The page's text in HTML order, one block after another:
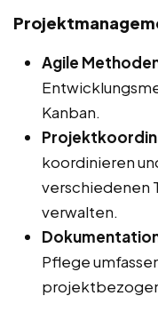
Agile
Kanban.
koordinieren
verschiedenen
verwalten.
Pflege